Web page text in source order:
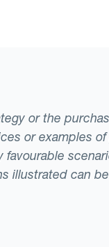
or the
or examples
illustrated can